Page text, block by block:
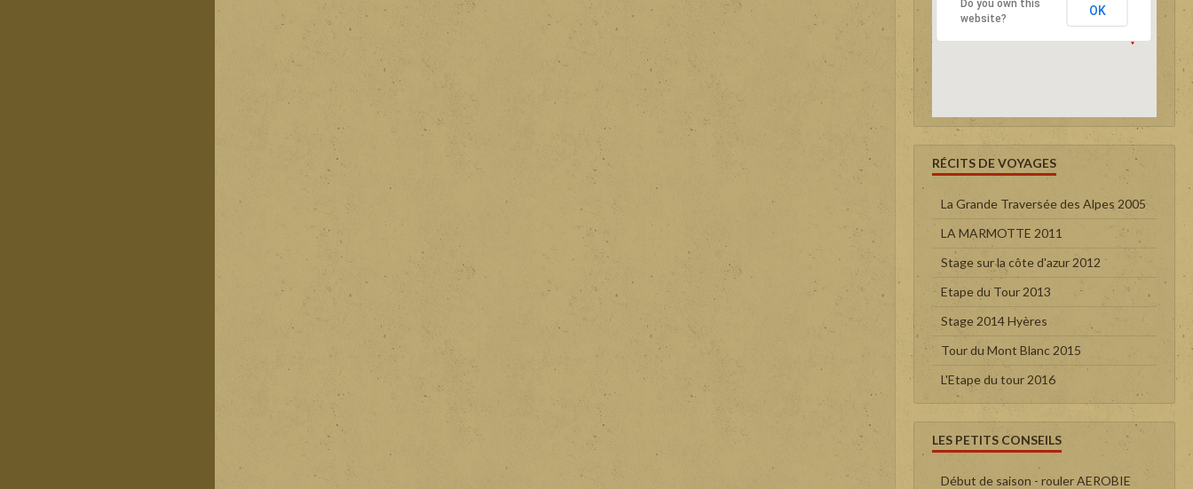
Do you own this
website?
OK
RÉCITS DE VOYAGES
La Grande Traversée des Alpes 2005
LA MARMOTTE 2011
Stage sur la côte d'azur 2012
Etape du Tour 2013
Stage 2014 Hyères
Tour du Mont Blanc 2015
L'Etape du tour 2016
LES PETITS CONSEILS
Début de saison - rouler AEROBIE